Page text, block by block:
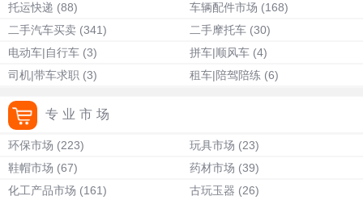
托运快递 (88) 车辆配件市场 (168)
二手汽车买卖 (341) 二手摩托车 (30)
电动车|自行车 (3) 拼车|顺风车 (4)
司机|带车求职 (3) 租车|陪驾陪练 (6)
专业市场
环保市场 (223) 玩具市场 (23)
鞋帽市场 (67) 药材市场 (39)
化工产品市场 (161) 古玩玉器 (26)